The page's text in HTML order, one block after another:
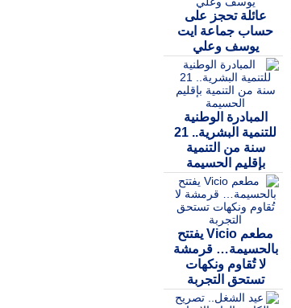
عائلة تحجز على
حساب جماعة ايت
يوسف وعلي
المبادرة الوطنية
للتنمية البشرية.. 21
سنة من التنمية
بإقليم الحسيمة
مطعم Vicio يفتتح
بالحسيمة… قرمشة
لا تُقاوم ونكهات
تستحق التجربة